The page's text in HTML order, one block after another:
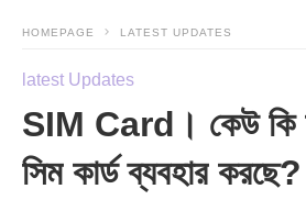
HOMEPAGE LATEST UPDATES
latest Updates
SIM Card। কেউ কি
সিম কার্ড ব্যবহার